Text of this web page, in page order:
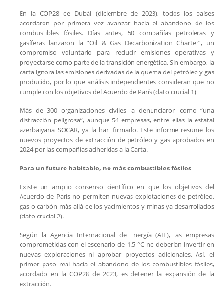
En la COP28 de Dubái (diciembre de 2023), todos los países
acordaron por primera vez avanzar hacia el abandono de los
combustibles fósiles. Días antes, 50 compañías petroleras y
gasíferas lanzaron la “Oil & Gas Decarbonization Charter”, un
compromiso voluntario para reducir emisiones operativas y
proyectarse como parte de la transición energética. Sin embargo, la
carta ignora las emisiones derivadas de la quema del petróleo y gas
producido, por lo que análisis independientes consideran que no
cumple con los objetivos del Acuerdo de París (dato crucial 1).
Más de 300 organizaciones civiles la denunciaron como “una
distracción peligrosa”, aunque 54 empresas, entre ellas la estatal
azerbaiyana SOCAR, ya la han firmado. Este informe resume los
nuevos proyectos de extracción de petróleo y gas aprobados en
2024 por las compañías adheridas a la Carta.
Para un futuro habitable, no más combustibles fósiles
Existe un amplio consenso científico en que los objetivos del
Acuerdo de París no permiten nuevas explotaciones de petróleo,
gas o carbón más allá de los yacimientos y minas ya desarrollados
(dato crucial 2).
Según la Agencia Internacional de Energía (AIE), las empresas
comprometidas con el escenario de 1.5 °C no deberían invertir en
nuevas exploraciones ni aprobar proyectos adicionales. Así, el
primer paso real hacia el abandono de los combustibles fósiles,
acordado en la COP28 de 2023, es detener la expansión de la
extracción.